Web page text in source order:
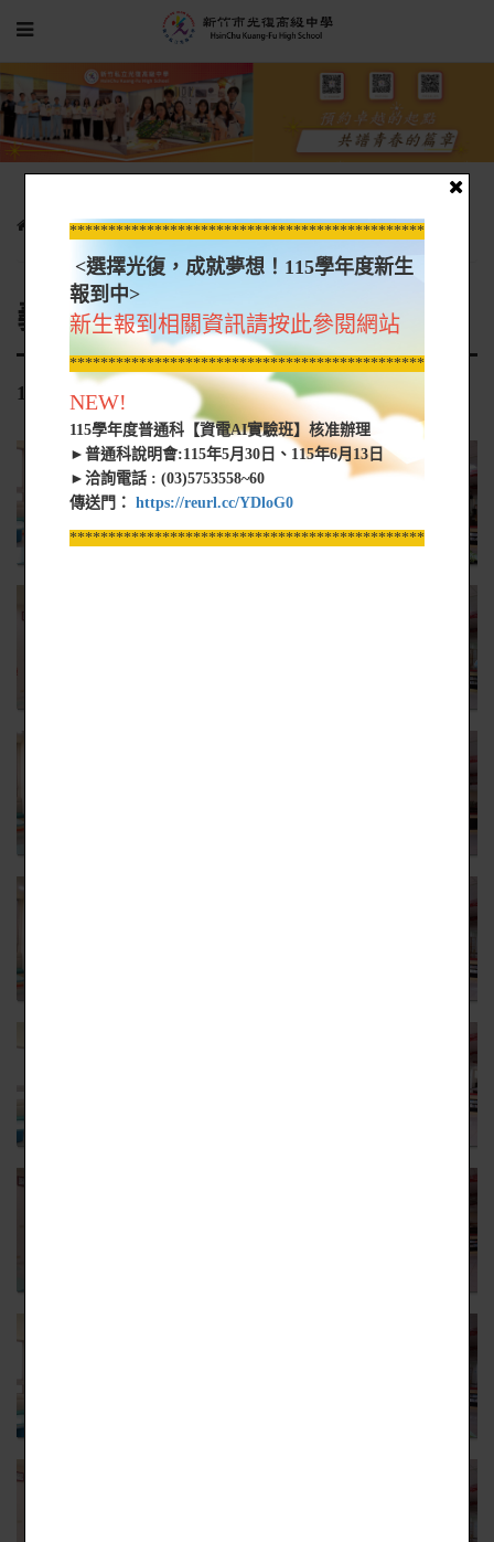
行政單位 圖書館 義工照片 106-1義工照片
義工照片
106-1義工照片
*****************************************************
<選擇光復，成就夢想！115學年度新生
報到中>
新生報到相關資訊請按此參閱網站
*****************************************************
NEW!
115學年度普通科【資電AI實驗班】核准辦理
►普通科說明會:115年5月30日、115年6月13日
►洽詢電話 : (03)5753558~60
傳送門： https://reurl.cc/YDloG0
*****************************************************